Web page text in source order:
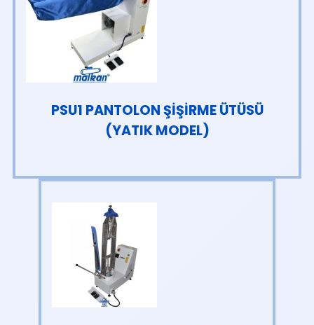
PSU1 PANTOLON ŞİŞİRME ÜTÜSÜ
(YATIK MODEL)